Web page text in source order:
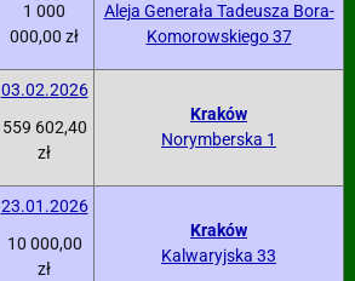
1 000
000,00 zł
Aleja Generała Tadeusza Bora-
Komorowskiego 37
03.02.2026
559 602,40
zł
Kraków
Norymberska 1
23.01.2026
10 000,00
zł
Kraków
Kalwaryjska 33